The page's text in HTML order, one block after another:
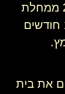
נילי נפטרה בחודש יוני 2022 ממחלת
הסרטן אחרי תקופה של 10 חודשים
את בית